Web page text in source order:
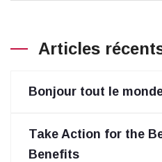
Articles
Bonjour tout le
Take Action for the
Benefits